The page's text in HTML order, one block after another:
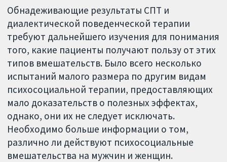
Обнадеживающие результаты СПТ и
диалектической поведенческой терапии
требуют дальнейшего изучения для понимания
того, какие пациенты получают пользу от этих
типов вмешательств. Было всего несколько
испытаний малого размера по другим видам
психосоциальной терапии, предоставляющих
мало доказательств о полезных эффектах,
однако, они их не следует исключать.
Необходимо больше информации о том,
различно ли действуют психосоциальные
вмешательства на мужчин и женщин.